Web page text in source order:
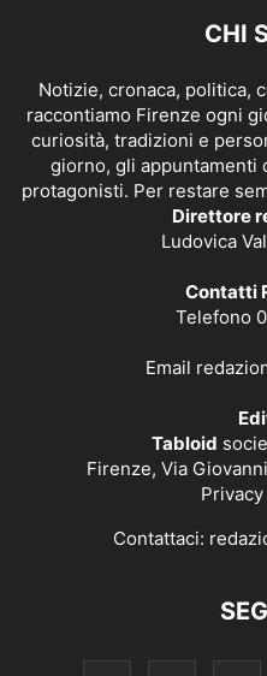
CHI
Notizie, cronaca, politica,
raccontiamo Firenze ogni
curiosità, tradizioni e
giorno, gli appuntamenti
protagonisti. Per restare
Direttore
Ludovica
Contatti
Telefono
Email
Tabloid
Firenze, Via
Contattaci: